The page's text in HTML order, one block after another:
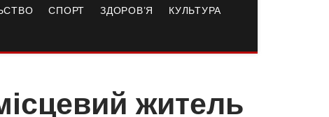
СПОРТ ЗДОРОВ’Я КУЛЬТУРА
житель